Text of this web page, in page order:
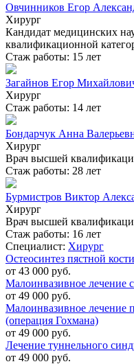
Овчинников Егор
Хирург
Кандидат медицинских
квалификационной
Стаж работы: 15 лет
Загайнов Егор
Хирург
Стаж работы: 14 лет
Бондарчук Анна
Хирург
Врач высшей
Стаж работы: 28 лет
Бурмистров Виктор
Хирург
Врач высшей
Стаж работы: 16 лет
Специалист: Хирург
Остеосинтез пястной кости
от 43 000 руб.
Малоинвазивное лечение
от 49 000 руб.
Малоинвазивное лечение
(операция Гохмана)
от 49 000 руб.
Лечение туннельного
от 49 000 руб.